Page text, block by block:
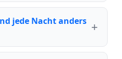
jede Nacht anders